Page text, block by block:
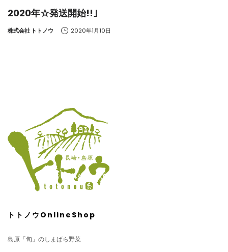
2020年☆発送開始!!｣
by
株式会社 トトノウ 2020年1月10日
トトノウOnlineShop
島原「旬」のしまばら野菜